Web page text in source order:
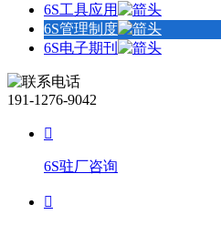
6S工具应用
6S管理制度
6S电子期刊
191-1276-9042
6S驻厂咨询